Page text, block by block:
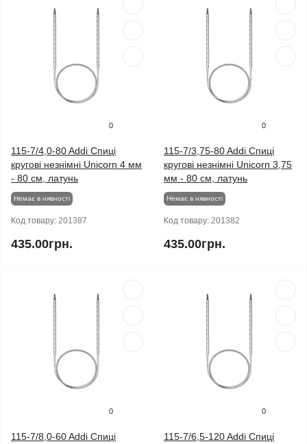
0
115-7/4,0-80 Addi Спиці
кругові незнімні Unicorn 4 мм
- 80 см, латунь
Немає в нявності
Код товару: 201387
435.00грн.
0
115-7/3,75-80 Addi Спиці
кругові незнімні Unicorn 3,75
мм - 80 см, латунь
Немає в нявності
Код товару: 201382
435.00грн.
0
115-7/8,0-60 Addi Спиці
0
115-7/6,5-120 Addi Спиці